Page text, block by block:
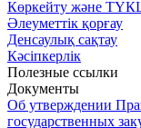
Көркейту және
Әлеуметтік қорғау
Денсаулық сақтау
Кәсіпкерлік
Полезные ссылки
Документы
Об утверждении
государственных